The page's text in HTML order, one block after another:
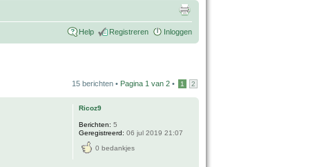
Help Registreren Inloggen
15 berichten • Pagina 1 van 2 • 1 2
Ricoz9
Berichten: 5
Geregistreerd: 06 jul 2019 21:07
0 bedankjes